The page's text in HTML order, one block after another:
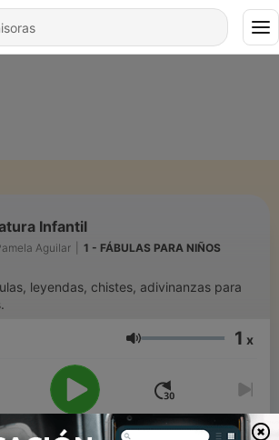
Infantil
Aguilar 1 - FÁBULAS PARA NIÑOS
leyendas, chistes, adivinanzas para
Volumen 1 x
00:00